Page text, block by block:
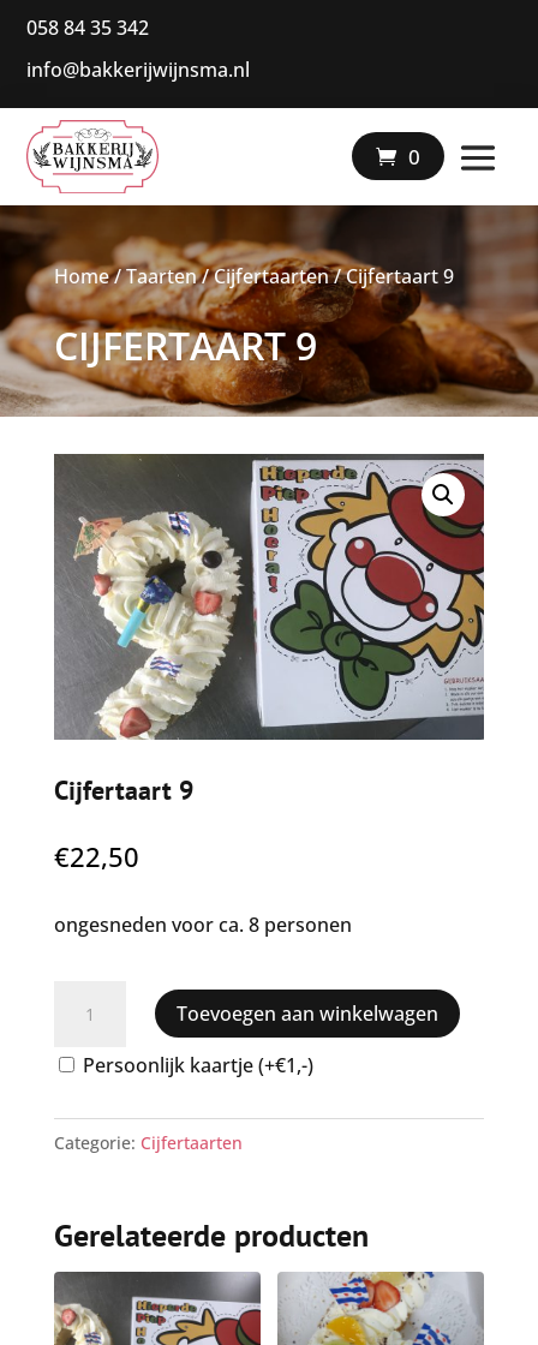
058 84 35 342
|
info@bakkerijwijnsma.nl
0
Home/Taarten/Cijfertaarten/ Cijfertaart 9
CIJFERTAART 9
Cijfertaart 9
€22,50
ongesneden voor ca. 8 personen
aantal
Toevoegen aan winkelwagen
Persoonlijk kaartje (+€1,-)
Categorie: Cijfertaarten
Gerelateerde producten